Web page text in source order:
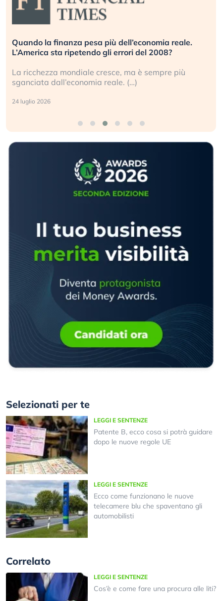
Quando la finanza pesa più dell’economia reale.
L’America sta ripetendo gli errori del 2008?
La ricchezza mondiale cresce, ma è sempre più
sganciata dall’economia reale. (…)
24 luglio 2026
Selezionati per te
LEGGI E SENTENZE
Patente B, ecco cosa si potrà guidare
dopo le nuove regole UE
LEGGI E SENTENZE
Ecco come funzionano le nuove
telecamere blu che spaventano gli
automobilisti
Correlato
LEGGI E SENTENZE
Cos’è e come fare una procura alle liti?